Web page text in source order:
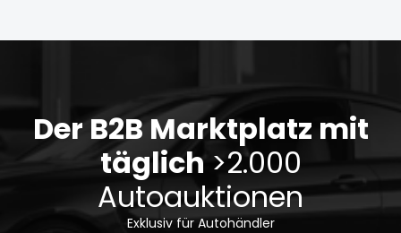
Der B2B Marktplatz mit
täglich >2.000
Autoauktionen
Exklusiv für Autohändler